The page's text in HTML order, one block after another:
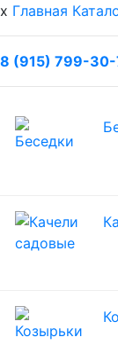
x Главная
8 (915) 799-30-